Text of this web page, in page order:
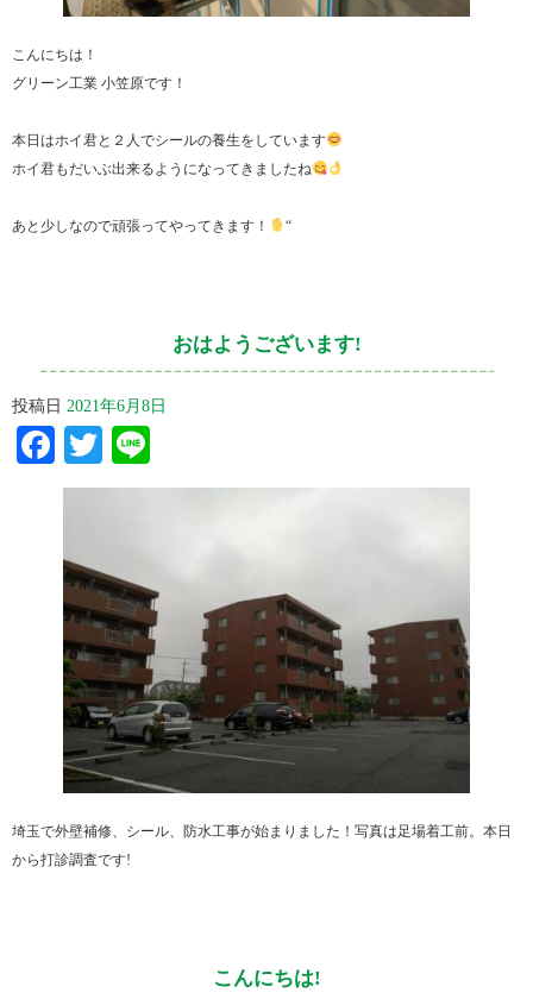
こんにちは！
グリーン工業 小笠原です！
本日はホイ君と２人でシールの養生をしています
ホイ君もだいぶ出来るようになってきましたね
あと少しなので頑張ってやってきます！ “
おはようございます!
投稿日 2021年6月8日
Facebook
Twitter
埼玉で外壁補修、シール、防水工事が始まりました！写真は足場着工前。本日
から打診調査です!
こんにちは!